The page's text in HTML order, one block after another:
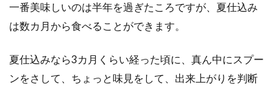
一番美味しいのは半年を過ぎたころですが、夏仕込み
は数カ月から食べることができます。
夏仕込みなら3カ月くらい経った頃に、真ん中にスプー
ンをさして、ちょっと味見をして、出来上がりを判断